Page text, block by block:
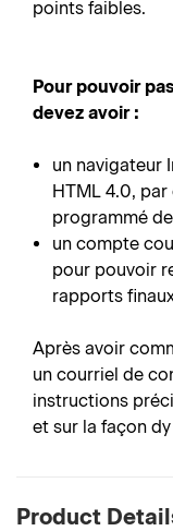
points faibles.
Pour pouvoir
devez avoir :
un navigateur
HTML 4.0,
programmé
un compte
pour pouvoir
rapports
Après avoir
un courriel de
instructions
et sur la façon
Product